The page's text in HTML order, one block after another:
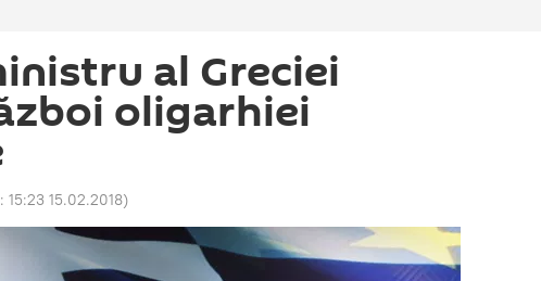
al Greciei
oligarhiei
15:23 15.02.2018)